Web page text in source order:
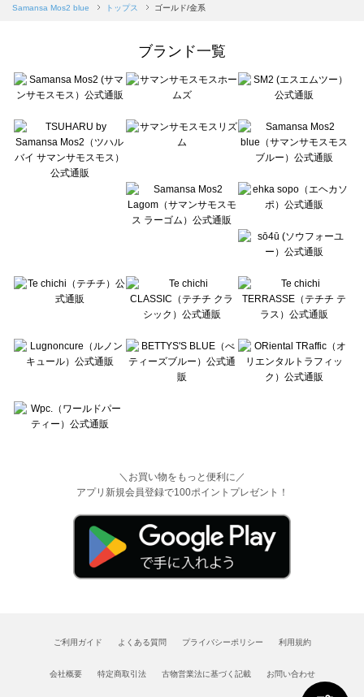
Samansa Mos2 blue（サマンサモスモス ブルー）のトップス一覧
sō4ū（ソウフォーユー）のトップス一覧
Te chichi（テチチ）のトップス一覧
Te chichi CLASSIC（テチチ クラシック）のトップス一覧
Lugnoncure（ルノンキュール）のトップス一覧
BETTY'S BLUE（べティーズブルー）のトップス一覧
Wpc.（ワールドパーティー）のトップス一覧
Samansa Mos2 blue トップス ゴールド/金系
ブランド一覧
＼お買い物をもっと便利に／
アプリ新規会員登録で100ポイントプレゼント！
ご利用ガイド よくある質問 プライバシーポリシー 利用規約
会社概要 特定商取引法 古物営業法に基づく記載 お問い合わせ